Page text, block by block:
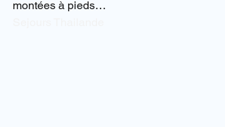
montées à pieds…